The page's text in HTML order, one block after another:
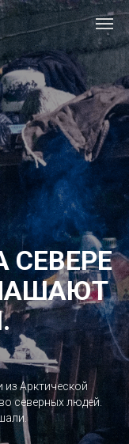
СЕВЕРЕ
из Арктической
северных людей.